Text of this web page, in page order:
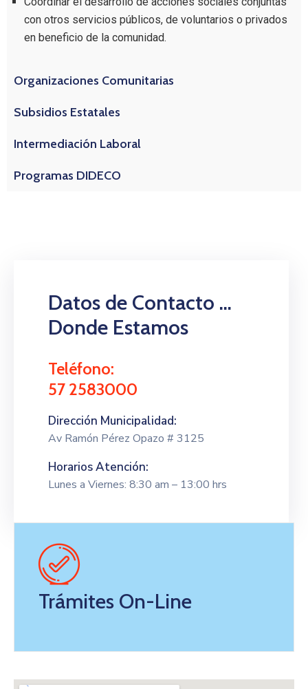
con otros servicios públicos, de voluntarios o privados
en beneficio de la comunidad.
Organizaciones Comunitarias
Subsidios Estatales
Intermediación Laboral
Programas DIDECO
Datos de Contacto ...
Donde Estamos
Teléfono:
57 2583000
Dirección Municipalidad:
Av Ramón Pérez Opazo # 3125
Horarios Atención:
Lunes a Viernes: 8:30 am – 13:00 hrs
Trámites On-Line